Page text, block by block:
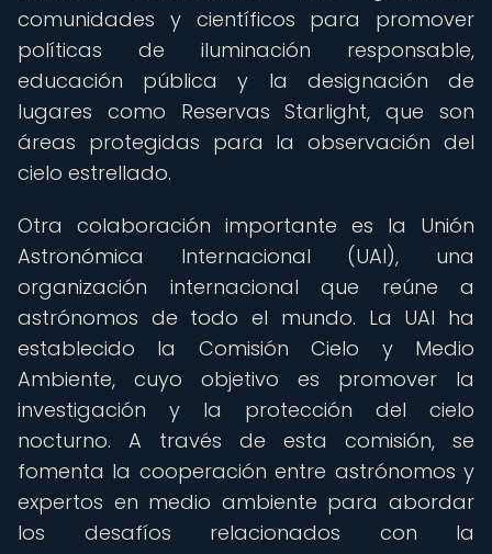
comunidades y científicos para promover
políticas de iluminación responsable,
educación pública y la designación de
lugares como Reservas Starlight, que son
áreas protegidas para la observación del
cielo estrellado.
Otra colaboración importante es la Unión
Astronómica Internacional (UAI), una
organización internacional que reúne a
astrónomos de todo el mundo. La UAI ha
establecido la Comisión Cielo y Medio
Ambiente, cuyo objetivo es promover la
investigación y la protección del cielo
nocturno. A través de esta comisión, se
fomenta la cooperación entre astrónomos y
expertos en medio ambiente para abordar
los desafíos relacionados con la